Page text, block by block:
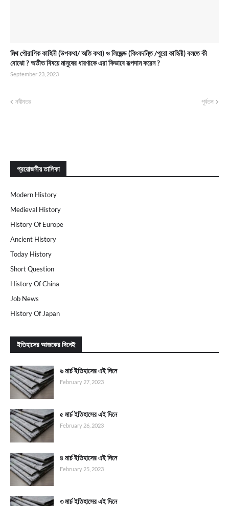
মিথ পৌরাণিক কাহিনী (উপকথা/ অতি কথা) ও লিজেন্ড (কিংবদন্তি /পুরো কাহিনী) বলতে কী
বোঝো ? অতীত বিষয়ে মানুষের ধারণাকে এরা কিভাবে রূপদান করেন ?
September 23, 2023
নবীনতর পূর্বতন
প্রয়োজনীয় তালিকা
Modern History
Medieval History
History Of Europe
Ancient History
Today History
Short Question
History Of China
Job News
History Of Japan
ইতিহাসের আজকের দিনেই
৬ মার্চ ইতিহাসের এই দিনে
February 27, 2023
৫ মার্চ ইতিহাসের এই দিনে
February 26, 2023
৪ মার্চ ইতিহাসের এই দিনে
February 25, 2023
৩ মার্চ ইতিহাসের এই দিনে